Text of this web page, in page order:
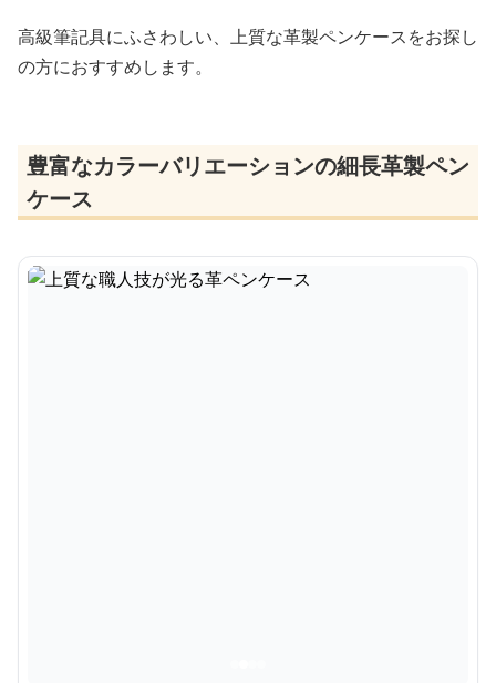
高級筆記具にふさわしい、上質な革製ペンケースをお探し
の方におすすめします。
豊富なカラーバリエーションの細長革製ペン
ケース